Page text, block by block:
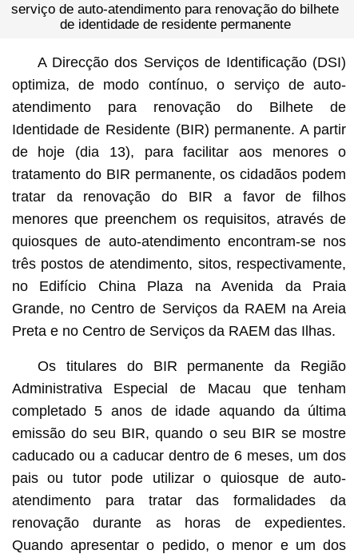
serviço de auto-atendimento para renovação do bilhete
de identidade de residente permanente
A Direcção dos Serviços de Identificação (DSI)
optimiza, de modo contínuo, o serviço de auto-
atendimento para renovação do Bilhete de
Identidade de Residente (BIR) permanente. A partir
de hoje (dia 13), para facilitar aos menores o
tratamento do BIR permanente, os cidadãos podem
tratar da renovação do BIR a favor de filhos
menores que preenchem os requisitos, através de
quiosques de auto-atendimento encontram-se nos
três postos de atendimento, sitos, respectivamente,
no Edifício China Plaza na Avenida da Praia
Grande, no Centro de Serviços da RAEM na Areia
Preta e no Centro de Serviços da RAEM das Ilhas.
Os titulares do BIR permanente da Região
Administrativa Especial de Macau que tenham
completado 5 anos de idade aquando da última
emissão do seu BIR, quando o seu BIR se mostre
caducado ou a caducar dentro de 6 meses, um dos
pais ou tutor pode utilizar o quiosque de auto-
atendimento para tratar das formalidades da
renovação durante as horas de expedientes.
Quando apresentar o pedido, o menor e um dos